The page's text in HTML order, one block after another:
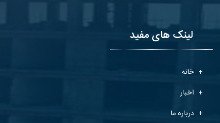
لینک های مفید
خانه
اخبار
درباره ما